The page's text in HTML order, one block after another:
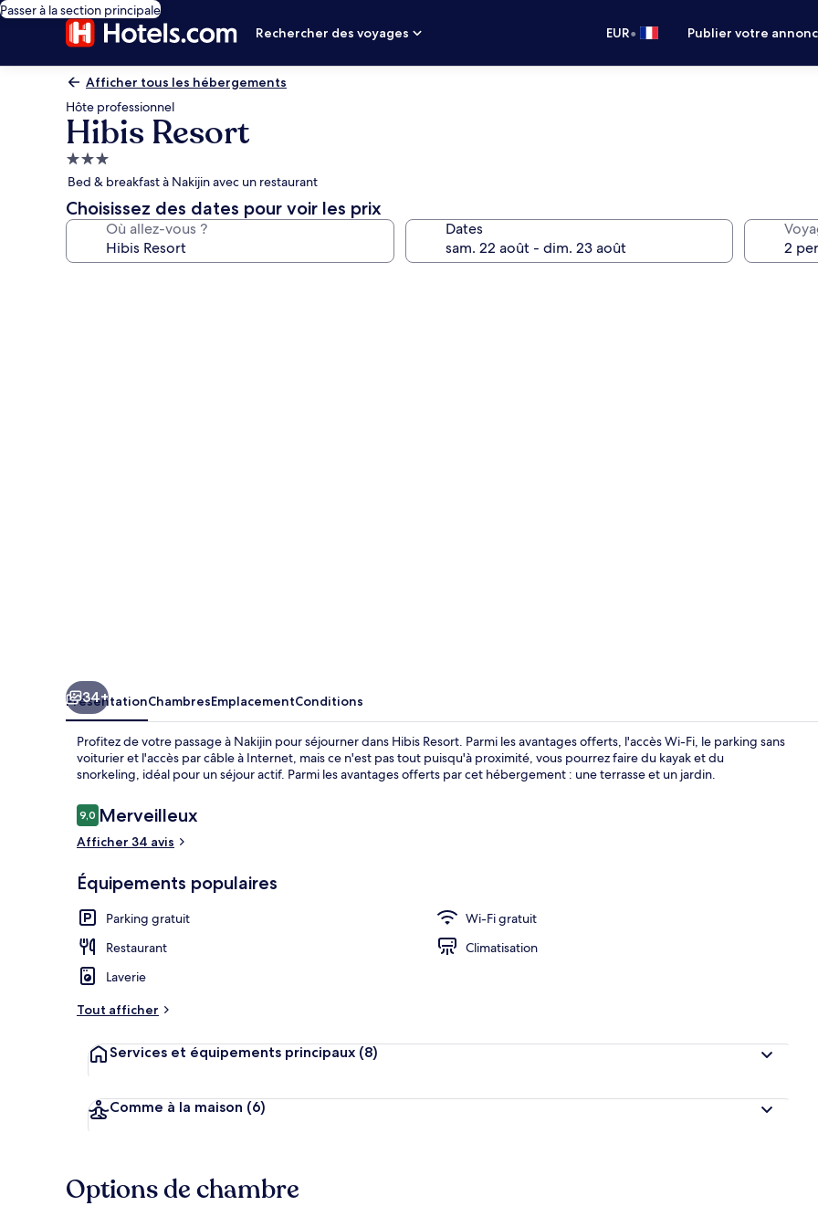
Passer à la section principale
Rechercher des voyages
EUR• Publier votre
Afficher tous les hébergements
Hôte professionnel
Hibis Resort
Hébergement
3.0 étoiles
Bed & breakfast à Nakijin avec un restaurant
Choisissez des dates pour voir les prix
Où allez-vous ? Dates
34+
PrésentationChambresEmplacementConditions
Profitez de votre passage à Nakijin pour séjourner dans Hibis Resort. Parmi les avantages offerts, l'accès Wi-Fi, le parking sans
voiturier et l'accès par câble à Internet, mais ce n'est pas tout puisqu'à proximité, vous pourrez faire du kayak et du
snorkeling, idéal pour un séjour actif. Parmi les avantages offerts par cet hébergement : une terrasse et un jardin.
Avis
voyageurs
9,09,0 sur 10
Merveilleux
Afficher 34 avis
Équipements populaires
Parking gratuit
Wi-Fi gratuit
Restaurant
Climatisation
Laverie
Tout afficher
Services et équipements principaux (8)
Comme à la maison (6)
Options de chambre